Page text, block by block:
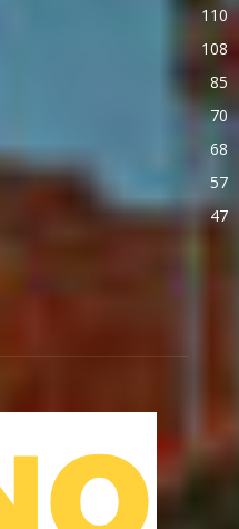
110
108
85
70
68
57
47